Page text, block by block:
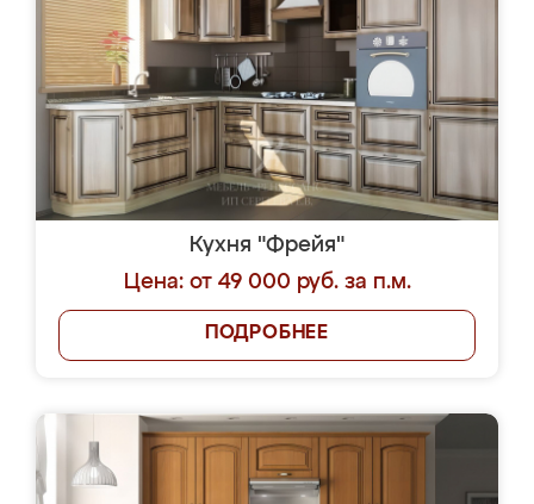
Кухня "Фрейя"
Цена: от 49 000 руб. за п.м.
ПОДРОБНЕЕ